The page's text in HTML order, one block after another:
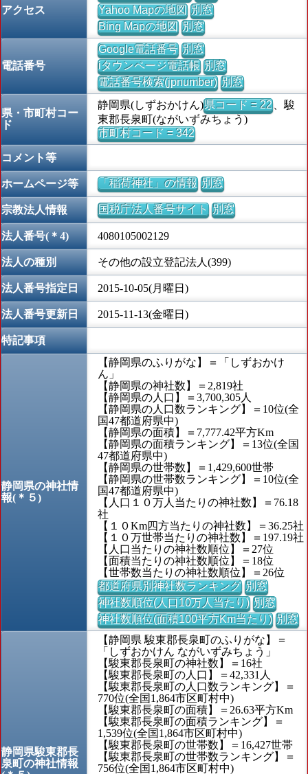
アクセス
Yahoo Mapの地図 別窓
Bing Mapの地図 別窓
電話番号
Google電話番号 別窓
iタウンページ電話帳 別窓
電話番号検索(jpnumber) 別窓
県・市町村コー
ド
静岡県(しずおかけん)県コード = 22、駿
東郡長泉町(ながいずみちょう)
市町村コード = 342
コメント等
ホームページ等 「稲荷神社」の情報 別窓
宗教法人情報 国税庁法人番号サイト 別窓
法人番号(＊4) 4080105002129
法人の種別 その他の設立登記法人(399)
法人番号指定日 2015-10-05(月曜日)
法人番号更新日 2015-11-13(金曜日)
特記事項
静岡県の神社情
報(＊５)
【静岡県のふりがな】＝「しずおかけ
ん」
【静岡県の神社数】＝2,819社
【静岡県の人口】＝3,700,305人
【静岡県の人口数ランキング】＝10位(全
国47都道府県中)
【静岡県の面積】＝7,777.42平方Km
【静岡県の面積ランキング】＝13位(全国
47都道府県中)
【静岡県の世帯数】＝1,429,600世帯
【静岡県の世帯数ランキング】＝10位(全
国47都道府県中)
【人口１０万人当たりの神社数】＝76.18
社
【１０Km四方当たりの神社数】＝36.25社
【１０万世帯当たりの神社数】＝197.19社
【人口当たりの神社数順位】＝27位
【面積当たりの神社数順位】＝18位
【世帯数当たりの神社数順位】＝26位
都道府県別神社数ランキング 別窓
神社数順位(人口10万人当たり) 別窓
神社数順位(面積100平方Km当たり) 別窓
静岡県駿東郡長
泉町の神社情報
【静岡県 駿東郡長泉町のふりがな】＝
「しずおかけん ながいずみちょう」
【駿東郡長泉町の神社数】＝16社
【駿東郡長泉町の人口】＝42,331人
【駿東郡長泉町の人口数ランキング】＝
770位(全国1,864市区町村中)
【駿東郡長泉町の面積】＝26.63平方Km
【駿東郡長泉町の面積ランキング】＝
1,539位(全国1,864市区町村中)
【駿東郡長泉町の世帯数】＝16,427世帯
【駿東郡長泉町の世帯数ランキング】＝
756位(全国1,864市区町村中)